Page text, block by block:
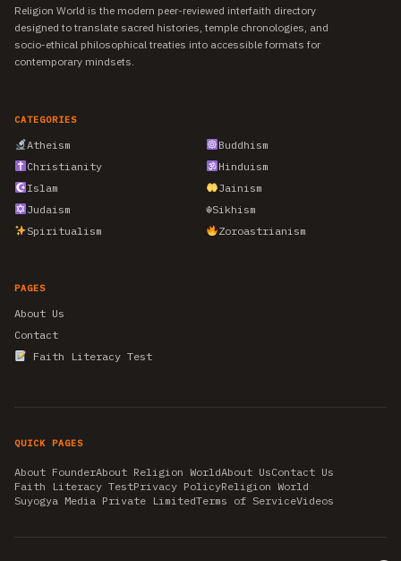
Religion World is the modern peer-reviewed interfaith directory
designed to translate sacred histories, temple chronologies, and
socio-ethical philosophical treaties into accessible formats for
contemporary mindsets.
CATEGORIES
Atheism
Buddhism
Christianity
Hinduism
Islam
Jainism
Judaism
☬Sikhism
Spiritualism
Zoroastrianism
PAGES
About Us
Contact
Faith Literacy Test
QUICK PAGES
About FounderAbout Religion WorldAbout UsContact Us
Faith Literacy TestPrivacy PolicyReligion World
Suyogya Media Private LimitedTerms of ServiceVideos